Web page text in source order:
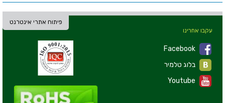
פיתוח אתרי אינטרנט
עקבו אחרינו
Facebook
Youtube